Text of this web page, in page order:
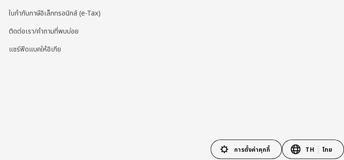
ใบกํากับภาษีอิเล็กทรอนิกส์ (e-Tax)
ติดต่อเรา/คำถามที่พบบ่อย
แชร์ฟีดแบคให้อิเกีย
การตั้งค่าคุกกี้ TH ไทย